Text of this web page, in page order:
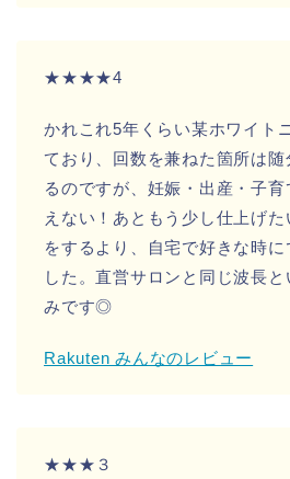
★★★★4
かれこれ5年くらい某ホワイト
ており、回数を兼ねた箇所は
るのですが、妊娠・出産・子
えない！あともう少し仕上げ
をするより、自宅で好きな時
した。直営サロンと同じ波長
みです◎
Rakuten みんなのレビュー
★★★３